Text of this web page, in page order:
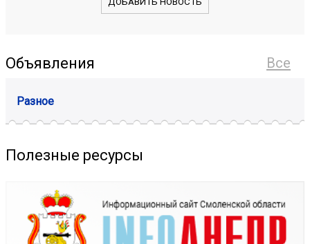
Все
Объявления
Разное
Полезные ресурсы